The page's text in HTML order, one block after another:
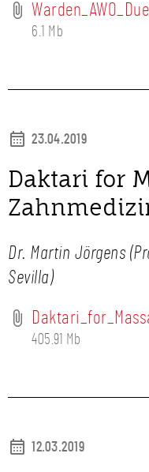
6.1 Mb
23.04.2019
Daktari for
Dr. Martin Jörgens
Sevilla)
405.91 Mb
12.03.2019